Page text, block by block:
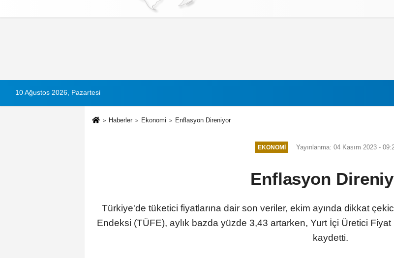
Çerez Politikası
10 Ağustos 2026, Pazartesi
Haberler Ekonomi Enflasyon Direniyor
EKONOMI Yayınlanma: 04 Kasım 2023 -
Enflasyon
Türkiye'de tüketici fiyatlarına dair son veriler, ekim ayında dikkat
Endeksi (TÜFE), aylık bazda yüzde 3,43 artarken, Yurt İçi Üretici
kaydetti.